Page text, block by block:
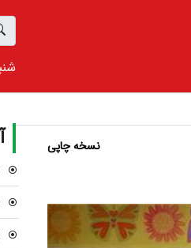
1405 شنبه
نسخه چاپی